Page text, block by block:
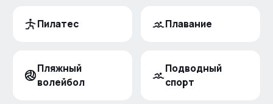
Пилатес Плавание
Пляжный
волейбол
Подводный
спорт